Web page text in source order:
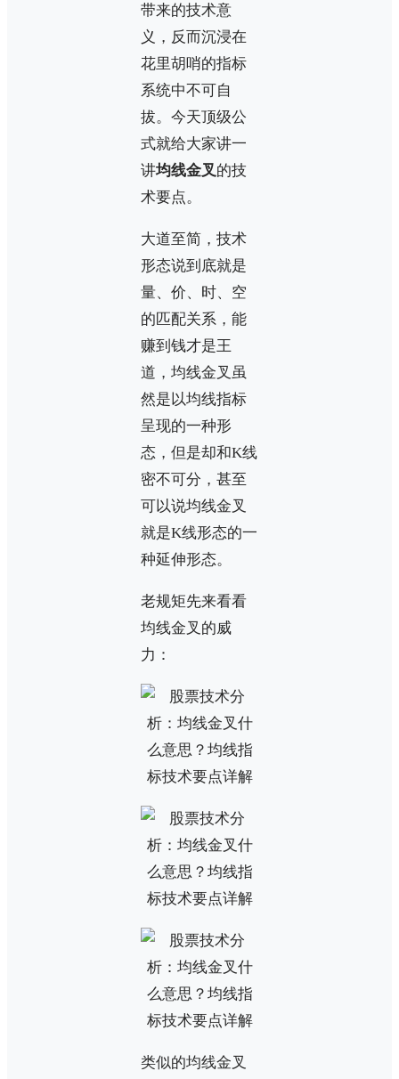
带来的技术意
义，反而沉浸在
花里胡哨的指标
系统中不可自
拔。今天顶级公
式就给大家讲一
讲均线金叉的技
术要点。
大道至简，技术
形态说到底就是
量、价、时、空
的匹配关系，能
赚到钱才是王
道，均线金叉虽
然是以均线指标
呈现的一种形
态，但是却和K线
密不可分，甚至
可以说均线金叉
就是K线形态的一
种延伸形态。
老规矩先来看看
均线金叉的威
力：
类似的均线金叉